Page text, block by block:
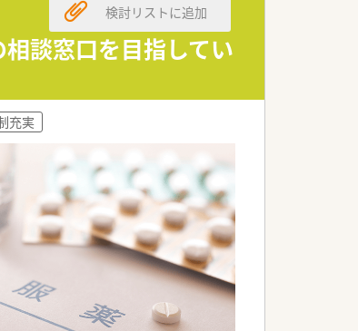
談窓口を目指してい
検討リストに追加
充実